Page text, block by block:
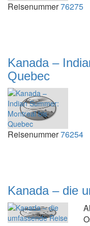
Reisenummer76275
Kanada –
Quebec
Reisenummer76254
Kanada – die